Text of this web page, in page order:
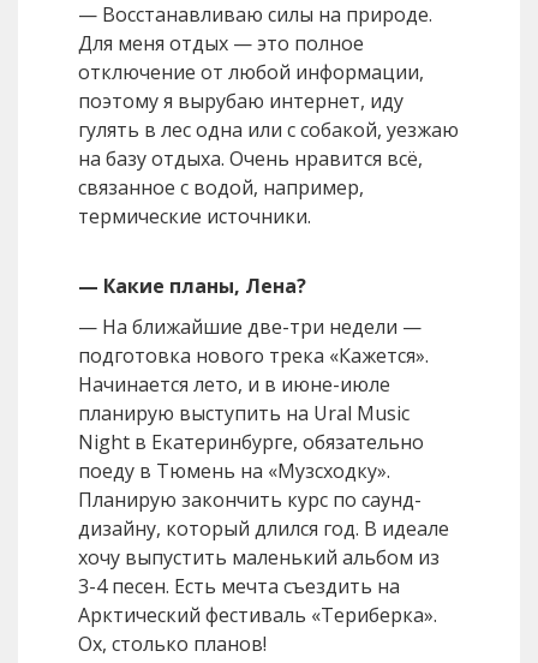
— Восстанавливаю силы на природе.
Для меня отдых — это полное
отключение от любой информации,
поэтому я вырубаю интернет, иду
гулять в лес одна или с собакой, уезжаю
на базу отдыха. Очень нравится всё,
связанное с водой, например,
термические источники.
— Какие планы, Лена?
— На ближайшие две-три недели —
подготовка нового трека «Кажется».
Начинается лето, и в июне-июле
планирую выступить на Ural Music
Night в Екатеринбурге, обязательно
поеду в Тюмень на «Музсходку».
Планирую закончить курс по саунд-
дизайну, который длился год. В идеале
хочу выпустить маленький альбом из
3-4 песен. Есть мечта съездить на
Арктический фестиваль «Териберка».
Ох, столько планов!